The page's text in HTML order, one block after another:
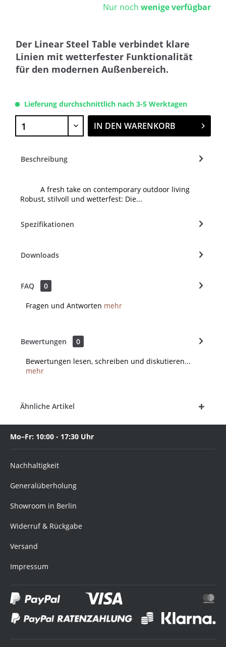
Nur noch wenige verfügbar
Der Linear Steel Table verbindet klare
Linien mit wetterfester Funktionalität
für den modernen Außenbereich.
Lieferung durchschnittlich nach 3-5 Werktagen
IN DEN WARENKORB
Beschreibung
A fresh take on contemporary outdoor living
Robust, stilvoll und wetterfest: Die...
Spezifikationen
Downloads
FAQ 0
Fragen und Antworten mehr
Bewertungen 0
Bewertungen lesen, schreiben und diskutieren...
mehr
Ähnliche Artikel
Mo–Fr: 10:00 - 17:30 Uhr
Nachhaltigkeit
Generalüberholung
Showroom in Berlin
Widerruf & Rückgabe
Versand
Impressum